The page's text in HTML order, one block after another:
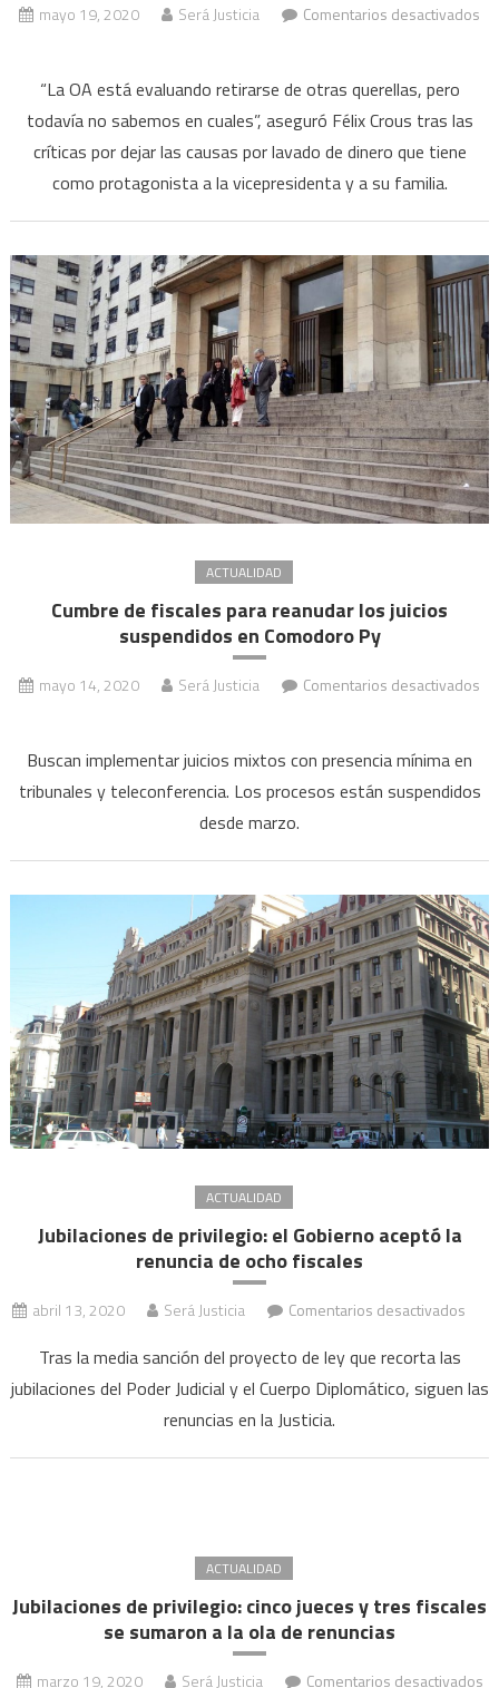
mayo 19, 2020 Será Justicia
Comentarios desactivados
titular
de
la
OA
el
organismo
se
retirará
de
otras
causas:
“El
Estado
no
que
para
eso
están
“La OA está evaluando retirarse de otras querellas, pero
todavía no sabemos en cuales”, aseguró Félix Crous tras las
críticas por dejar las causas por lavado de dinero que tiene
como protagonista a la vicepresidenta y a su familia.
ACTUALIDAD
Cumbre de fiscales para reanudar los juicios
suspendidos en Comodoro Py
mayo 14, 2020 Será Justicia
Comentarios desactivados
de
fiscales
para
juicios
suspendidos
en
Comodoro
Buscan implementar juicios mixtos con presencia mínima en
tribunales y teleconferencia. Los procesos están suspendidos
desde marzo.
ACTUALIDAD
Jubilaciones de privilegio: el Gobierno aceptó la
renuncia de ocho fiscales
abril 13, 2020 Será Justicia Comentarios desactivadosen
Tras la media sanción del proyecto de ley que recorta las
jubilaciones del Poder Judicial y el Cuerpo Diplomático, siguen las
renuncias en la Justicia.
ACTUALIDAD
Jubilaciones de privilegio: cinco jueces y tres fiscales
se sumaron a la ola de renuncias
marzo 19, 2020 Será Justicia Comentarios desactivados